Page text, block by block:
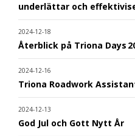
underlättar och
2024-12-18
Återblick på Triona Days
2024-12-16
Triona Roadwork
2024-12-13
God Jul och Gott Nytt År